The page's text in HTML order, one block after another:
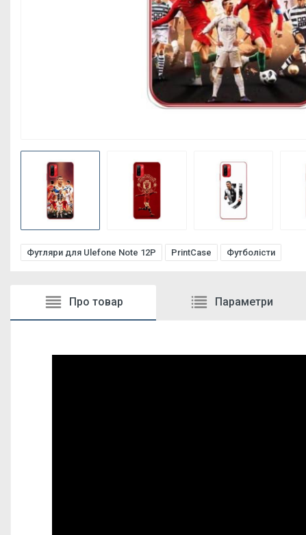
Футляри для Ulefone Note 12P PrintCase Футболісти
Про товар Параметри